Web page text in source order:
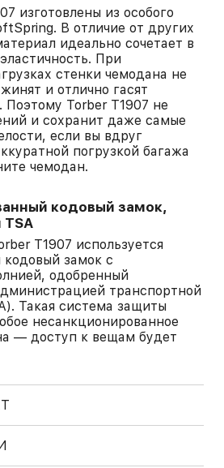
изготовлены из особого
В отличие от других
идеально сочетает в
При
стенки чемодана не
и отлично гасят
Torber T1907 не
и сохранит даже самые
если вы вдруг
погрузкой багажа
чемодан.
кодовый замок,
T1907 используется
замок с
одобренный
транспортной
Такая система защиты
несанкционированное
— доступ к вещам будет